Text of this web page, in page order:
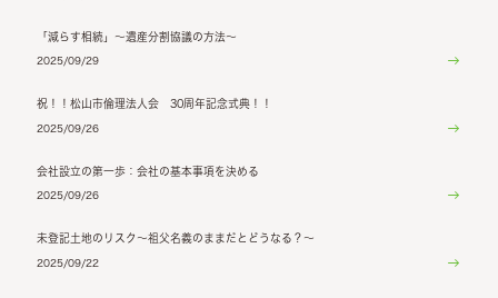
「減らす相続」～遺産分割協議の方法～
2025/09/29
祝！！松山市倫理法人会 30周年記念式典！！
2025/09/26
会社設立の第一歩：会社の基本事項を決める
2025/09/26
未登記土地のリスク～祖父名義のままだとどうなる？～
2025/09/22